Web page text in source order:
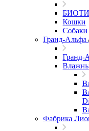
Кошки
Собаки
Гранд-Альфа
Гранд-
Фабрика